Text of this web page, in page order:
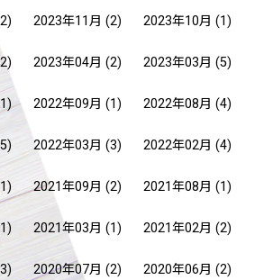
2023年11月 (2) 2023年10月 (1)
2023年04月 (2) 2023年03月 (5)
2022年09月 (1) 2022年08月 (4)
2022年03月 (3) 2022年02月 (4)
2021年09月 (2) 2021年08月 (1)
2021年03月 (1) 2021年02月 (2)
2020年07月 (2) 2020年06月 (2)